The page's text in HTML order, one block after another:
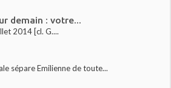
demain : votre...
2014 [cl. G....
sépare Emilienne de toute...